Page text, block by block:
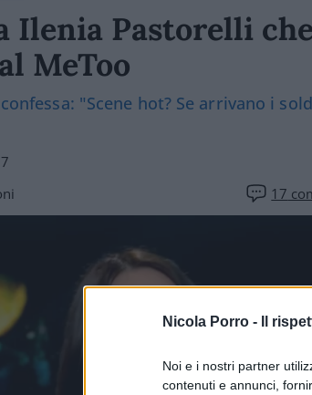
Nicola Porro - Il
Noi e i nostri partner
contenuti e annunci,
Ilenia Pastorelli
MeToo
"Scene hot? Se arrivano i
17